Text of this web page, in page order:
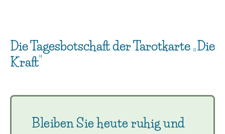
Die Tagesbotschaft der Tarotkarte „Die
Kraft“
Bleiben Sie heute ruhig und